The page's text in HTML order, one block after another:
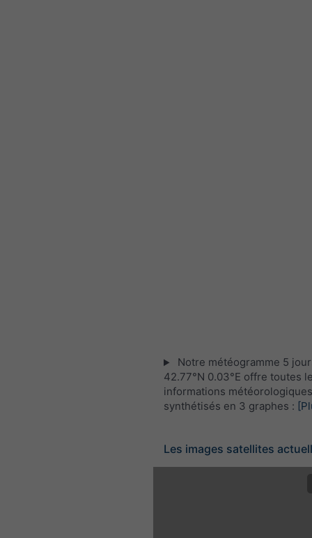
Notre météogramme 5
42.77°N 0.03°E offre toutes
informations météorologiques
synthétisés en 3 graphes :
Les images satellites